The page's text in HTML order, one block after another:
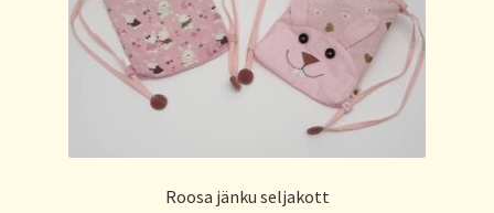
Roosa jänku seljakott